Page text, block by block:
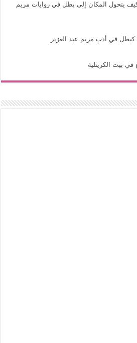
كيف يتحول المكان إلى بطل في روايات مريم
في أدب مريم عبد العزيز
بيت الكريتلية